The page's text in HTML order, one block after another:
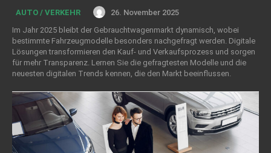
AUTO / VERKEHR
26. November 2025
Im Jahr 2025 bleibt der Gebrauchtwagenmarkt dynamisch, wobei
bestimmte Fahrzeugmodelle besonders nachgefragt werden. Digitale
Lösungen transformieren den Kauf- und Verkaufsprozess und sorgen
für mehr Transparenz. Lernen Sie die gefragtesten Modelle und die
neuesten digitalen Trends kennen, die den Markt beeinflussen.